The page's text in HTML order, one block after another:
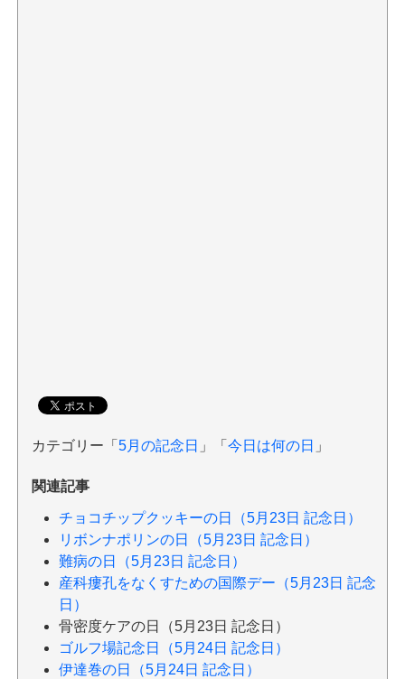
カテゴリー「 5月の記念日 」「 今日は何の日 」
関連記事
チョコチップクッキーの日（5月23日 記念日）
リボンナポリンの日（5月23日 記念日）
難病の日（5月23日 記念日）
産科瘻孔をなくすための国際デー（5月23日 記念
日）
骨密度ケアの日（5月23日 記念日）
ゴルフ場記念日（5月24日 記念日）
伊達巻の日（5月24日 記念日）